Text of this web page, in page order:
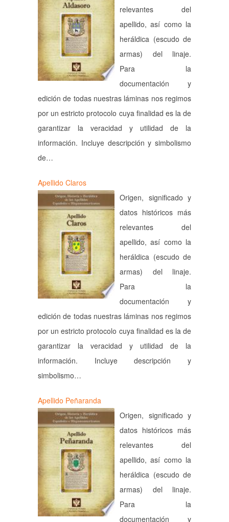
relevantes del
apellido, así como la
heráldica (escudo de
armas) del linaje.
Para la
documentación y
edición de todas nuestras láminas nos regimos
por un estricto protocolo cuya finalidad es la de
garantizar la veracidad y utilidad de la
información. Incluye descripción y simbolismo
de…
Apellido Claros
Origen, significado y
datos históricos más
relevantes del
apellido, así como la
heráldica (escudo de
armas) del linaje.
Para la
documentación y
edición de todas nuestras láminas nos regimos
por un estricto protocolo cuya finalidad es la de
garantizar la veracidad y utilidad de la
información. Incluye descripción y
simbolismo…
Apellido Peñaranda
Origen, significado y
datos históricos más
relevantes del
apellido, así como la
heráldica (escudo de
armas) del linaje.
Para la
documentación y